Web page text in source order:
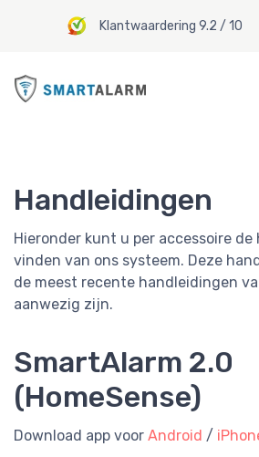
Klantwaardering 9.2 / 10
Handleidingen
Hieronder kunt u per accessoire
vinden van ons systeem. Deze
de meest recente handleidingen
aanwezig zijn.
SmartAlarm 2.0
(HomeSense)
Download app voor Android /